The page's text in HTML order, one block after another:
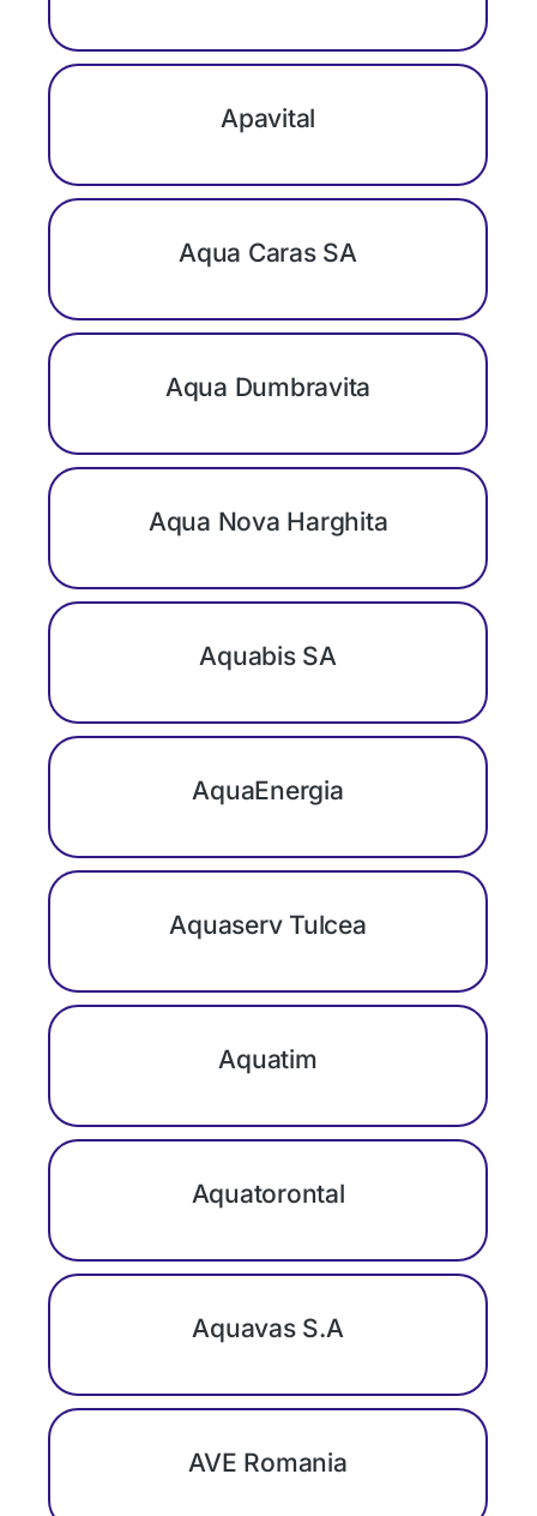
Apavital
Aqua Caras SA
Aqua Dumbravita
Aqua Nova Harghita
Aquabis SA
AquaEnergia
Aquaserv Tulcea
Aquatim
Aquatorontal
Aquavas S.A
AVE Romania